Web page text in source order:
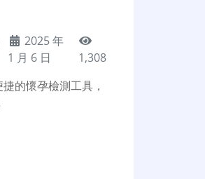
2025 年
1 月 6 日
1,308
的懷孕檢測工具，